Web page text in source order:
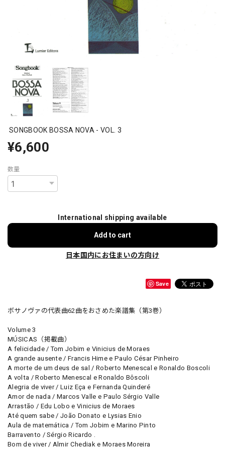
SONGBOOK BOSSA NOVA - VOL. 3
¥6,600
数量
International shipping available
Add to cart
日本国内にお住まいの方向け
Save
ボサノヴァの代表曲62曲をおさめた楽譜集（第3巻）
Volume 3
MÚSICAS（掲載曲）
A felicidade / Tom Jobim e Vinicius de Moraes
A grande ausente / Francis Hime e Paulo César Pinheiro
A morte de um deus de sal / Roberto Menescal e Ronaldo Boscoli
A volta / Roberto Menescal e Ronaldo Bôscoli
Alegria de viver / Luiz Eça e Fernanda Quinderé
Amor de nada / Marcos Valle e Paulo Sérgio Valle
Arrastão / Edu Lobo e Vinicius de Moraes
Até quem sabe / João Donato e Lysias Enio
Aula de matemática / Tom Jobim e Marino Pinto
Barravento / Sérgio Ricardo .
Bom de viver / Almir Chediak e Moraes Moreira